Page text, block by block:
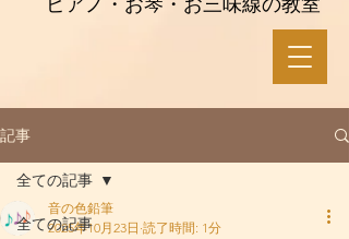
ピアノ・お琴・お三味線の教室
記事
全ての記事
全ての記事
音の色鉛筆
2025年10月23日 読了時間: 1分